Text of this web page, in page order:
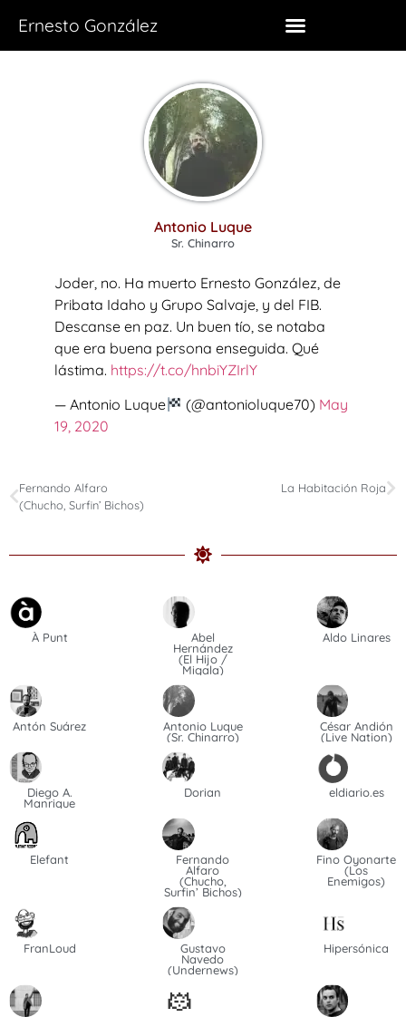
Ernesto González
Antonio Luque
Sr. Chinarro
Joder, no. Ha muerto Ernesto González, de
Pribata Idaho y Grupo Salvaje, y del FIB.
Descanse en paz. Un buen tío, se notaba
que era buena persona enseguida. Qué
lástima. https://t.co/hnbiYZIrlY
— Antonio Luque
(@antonioluque70) May
19, 2020
Fernando Alfaro
(Chucho, Surfin’ Bichos)
La Habitación Roja
À Punt Abel
Hernández
(El Hijo /
Migala)
Aldo Linares
Antón Suárez Antonio Luque
(Sr. Chinarro)
César Andión
(Live Nation)
Diego A.
Manrique
Dorian eldiario.es
Elefant Fernando
Alfaro
(Chucho,
Surfin’ Bichos)
Fino Oyonarte
(Los
Enemigos)
FranLoud Gustavo
Navedo
(Undernews)
Hipersónica